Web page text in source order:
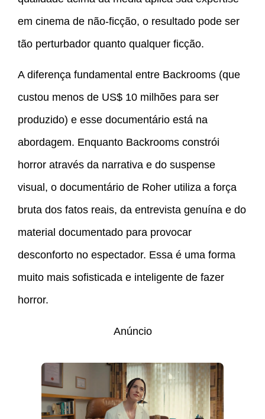
em cinema de não-ficção, o resultado pode ser
tão perturbador quanto qualquer ficção.
A diferença fundamental entre Backrooms (que
custou menos de US$ 10 milhões para ser
produzido) e esse documentário está na
abordagem. Enquanto Backrooms constrói
horror através da narrativa e do suspense
visual, o documentário de Roher utiliza a força
bruta dos fatos reais, da entrevista genuína e do
material documentado para provocar
desconforto no espectador. Essa é uma forma
muito mais sofisticada e inteligente de fazer
horror.
Anúncio